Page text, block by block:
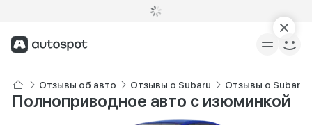
Отзывы об авто Отзывы о Subaru Отзывы о Subaru
Полноприводное авто с изюминкой